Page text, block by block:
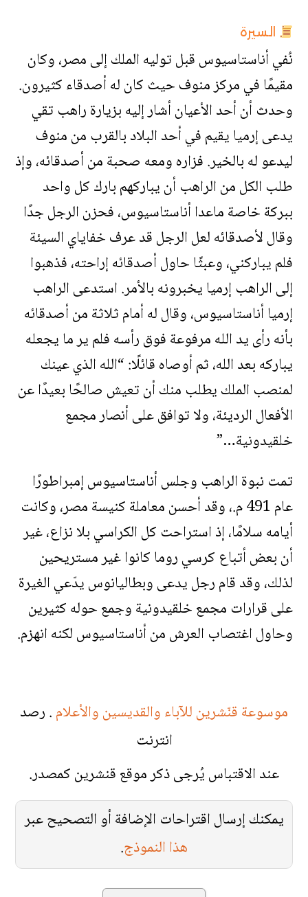
السيرة
نُفي أناستاسيوس قبل توليه الملك إلى مصر، وكان
مقيمًا في مركز منوف حيث كان له أصدقاء كثيرون.
وحدث أن أحد الأعيان أشار إليه بزيارة راهب تقي
يدعى إرميا يقيم في أحد البلاد بالقرب من منوف
ليدعو له بالخير. فزاره ومعه صحبة من أصدقائه، وإذ
طلب الكل من الراهب أن يباركهم بارك كل واحد
ببركة خاصة ماعدا أناستاسيوس، فحزن الرجل جدًا
وقال لأصدقائه لعل الرجل قد عرف خفاياي السيئة
فلم يباركني، وعبثًا حاول أصدقائه إراحته، فذهبوا
إلى الراهب إرميا يخبرونه بالأمر. استدعى الراهب
إرميا أناستاسيوس، وقال له أمام ثلاثة من أصدقائه
بأنه رأى يد الله مرفوعة فوق رأسه فلم ير ما يجعله
يباركه بعد الله، ثم أوصاه قائلًا: “الله الذي عينك
لمنصب الملك يطلب منك أن تعيش صالحًا بعيدًا عن
الأفعال الرديئة، ولا توافق على أنصار مجمع
خلقيدونية…”
تمت نبوة الراهب وجلس أناستاسيوس إمبراطورًا
عام 491 م.، وقد أحسن معاملة كنيسة مصر، وكانت
أيامه سلامًا، إذ استراحت كل الكراسي بلا نزاع، غير
أن بعض أتباع كرسي روما كانوا غير مستريحين
لذلك، وقد قام رجل يدعى وبطاليانوس يدّعي الغيرة
على قرارات مجمع خلقيدونية وجمع حوله كثيرين
وحاول اغتصاب العرش من أناستاسيوس لكنه انهزم.
موسوعة قنّشرين للآباء والقديسين والأعلام. رصد
انترنت
عند الاقتباس يُرجى ذكر موقع قنشرين كمصدر.
يمكنك إرسال اقتراحات الإضافة أو التصحيح عبر
هذا النموذج.